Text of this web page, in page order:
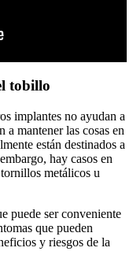
tobillo
implantes no ayudan a
a mantener las cosas en
están destinados a
hay casos en
metálicos u
puede ser conveniente
que pueden
y riesgos de la